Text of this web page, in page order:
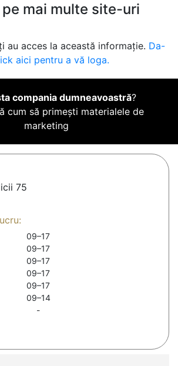
mai multe site-uri
au acces la această informație. Da-
aici pentru a vă loga.
compania dumneavoastră?
cum să primești materialele de
marketing
75
09–17
09–17
09–17
09–17
09–17
09–14
-